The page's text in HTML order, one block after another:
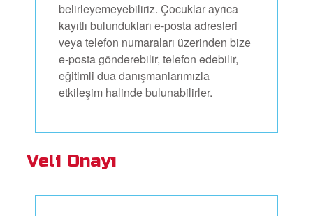
belirleyemeyebiliriz. Çocuklar ayrıca
kayıtlı bulundukları e-posta adresleri
veya telefon numaraları üzerinden bize
e-posta gönderebilir, telefon edebilir,
eğitimli dua danışmanlarımızla
etkileşim halinde bulunabilirler.
Veli Onayı